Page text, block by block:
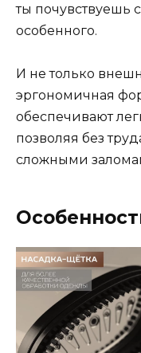
ты почувствуешь
особенного.
И не только
эргономичная
обеспечивают
позволяя без
сложными